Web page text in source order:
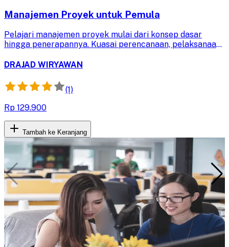
Manajemen Proyek untuk Pemula
Pelajari manajemen proyek mulai dari konsep dasar
hingga penerapannya. Kuasai perencanaan, pelaksanaan,
efektif dan efisien.
DRAJAD WIRYAWAN
(1)
Rp 129.900
Tambah ke Keranjang